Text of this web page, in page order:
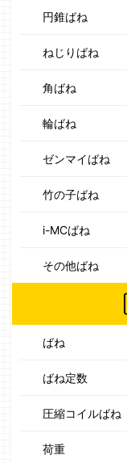
円錐ばね
ねじりばね
角ばね
輪ばね
ゼンマイばね
竹の子ばね
i-MCばね
その他ばね
ばね
ばね定数
圧縮コイルばね
荷重